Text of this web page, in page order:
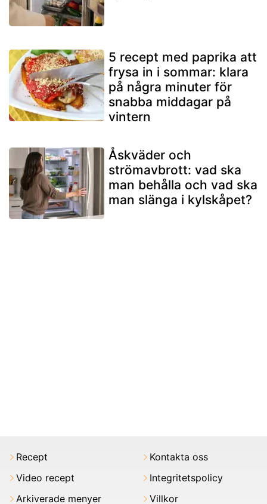
5 recept med paprika att
frysa in i sommar: klara
på några minuter för
snabba middagar på
vintern
Åskväder och
strömavbrott: vad ska
man behålla och vad ska
man slänga i kylskåpet?
Recept
Video recept
Arkiverade menyer
Kontakta oss
Integritetspolicy
Villkor